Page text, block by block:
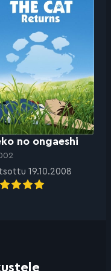
no ongaeshi
19.10.2008